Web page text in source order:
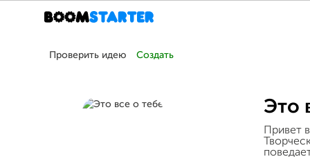
Проверить идею Создать
Это
Привет